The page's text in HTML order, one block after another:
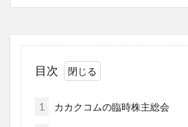
目次
1 カカクコムの臨時株主総会